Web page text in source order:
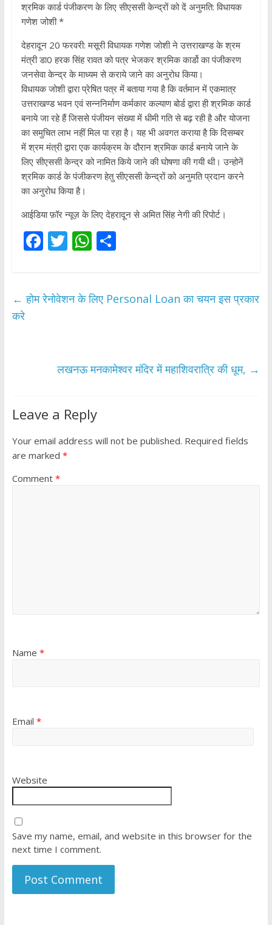
श्रमिक कार्ड पंजीकरण के लिए सीएससी केन्द्रों को दें अनुमति: विधायक
गणेश जोशी *
देहरादून 20 फरवरी: मसूरी विधायक गणेश जोशी ने उत्तराखण्ड के श्रम
मंत्री डा0 हरक सिंह रावत को पत्र भेजकर श्रमिक कार्डो का पंजीकरण
जनसेवा केन्द्र के माध्यम से कराये जाने का अनुरोध किया।
विधायक जोशी द्वारा प्रेषित पत्र में बताया गया है कि वर्तमान में एकमात्र
उत्तराखण्ड भवन एवं सन्ननिर्माण कर्मकार कल्याण बोर्ड द्वारा ही श्रमिक कार्ड
बनाये जा रहे हैं जिससे पंजीयन संख्या में धीमी गति से बढ़ रही है और योजना
का समुचित लाभ नहीं मिल पा रहा है। यह भी अवगत कराया है कि दिसम्बर
में श्रम मंत्री द्वारा एक कार्यक्रम के दौरान श्रमिक कार्ड बनाये जाने के
लिए सीएससी केन्द्र को नामित किये जाने की घोषणा की गयी थी। उन्होनें
श्रमिक कार्ड के पंजीकरण हेतु सीएससी केन्द्रों को अनुमति प्रदान करने
का अनुरोध किया है।
आईडिया फ़ॉर न्यूज़ के लिए देहरादून से अमित सिंह नेगी की रिपोर्ट।
F
b
T
er
W
s
S
e
← होम रेनोवेशन के लिए Personal Loan का चयन इस प्रकार
करे
लखनऊ मनकामेश्वर मंदिर में महाशिवरात्रि की धूम, →
Leave a Reply
Your email address will not be published. Required fields
are marked *
Comment *
Name *
Email *
Website
Save my name, email, and website in this browser for the
next time I comment.